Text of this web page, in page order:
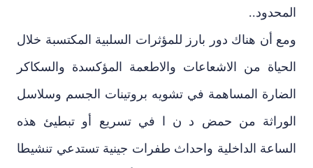
المحدود..
ومع أن هناك دور بارز للمؤثرات السلبية المكتسبة خلال
الحياة من الاشعاعات والاطعمة المؤكسدة والسكاكر
الضارة المساهمة في تشويه بروتينات الجسم وسلاسل
الوراثة من حمض د ن ا في تسريع أو تبطيئ هذه
الساعة الداخلية واحداث طفرات جينية تستدعي تنشيطا